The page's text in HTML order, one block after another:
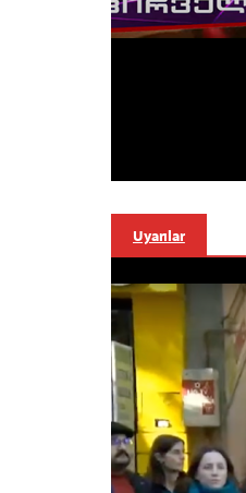
Uyarılar